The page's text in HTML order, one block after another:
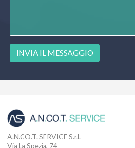
INVIA IL MESSAGGIO
A.N.CO.T. SERVICE S.r.l.
Via La Spezia, 74